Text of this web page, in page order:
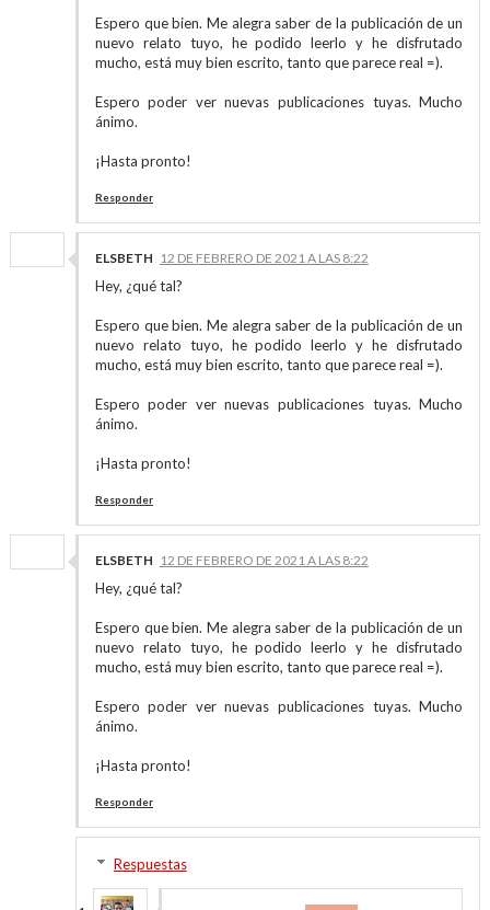
Espero que bien. Me alegra saber de la publicación de un
nuevo relato tuyo, he podido leerlo y he disfrutado
mucho, está muy bien escrito, tanto que parece real =).
Espero poder ver nuevas publicaciones tuyas. Mucho
ánimo.
¡Hasta pronto!
Responder
ELSBETH 12 DE FEBRERO DE 2021 A LAS 8:22
Hey, ¿qué tal?
Espero que bien. Me alegra saber de la publicación de un
nuevo relato tuyo, he podido leerlo y he disfrutado
mucho, está muy bien escrito, tanto que parece real =).
Espero poder ver nuevas publicaciones tuyas. Mucho
ánimo.
¡Hasta pronto!
Responder
ELSBETH 12 DE FEBRERO DE 2021 A LAS 8:22
Hey, ¿qué tal?
Espero que bien. Me alegra saber de la publicación de un
nuevo relato tuyo, he podido leerlo y he disfrutado
mucho, está muy bien escrito, tanto que parece real =).
Espero poder ver nuevas publicaciones tuyas. Mucho
ánimo.
¡Hasta pronto!
Responder
Respuestas